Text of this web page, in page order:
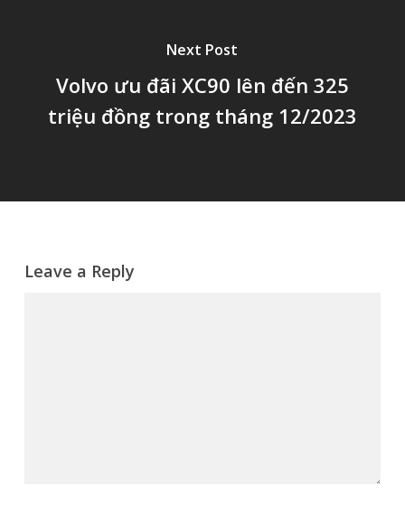
Next Post
Volvo ưu đãi XC90 lên đến 325
triệu đồng trong tháng 12/2023
Leave a Reply